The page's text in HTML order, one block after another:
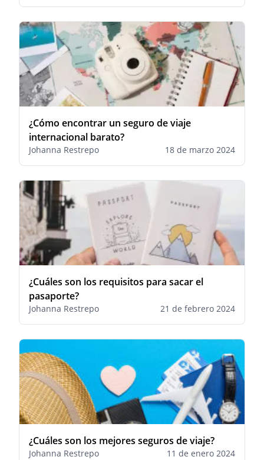
¿Cómo encontrar un seguro de viaje
internacional barato?
Johanna Restrepo 18 de marzo 2024
¿Cuáles son los requisitos para sacar el
pasaporte?
Johanna Restrepo 21 de febrero 2024
¿Cuáles son los mejores seguros de viaje?
Johanna Restrepo 11 de enero 2024